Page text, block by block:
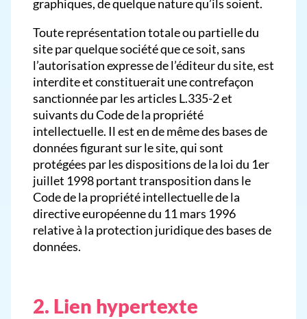
graphiques, de quelque nature qu’ils soient.
Toute représentation totale ou partielle du
site par quelque société que ce soit, sans
l’autorisation expresse de l’éditeur du site, est
interdite et constituerait une contrefaçon
sanctionnée par les articles L.335-2 et
suivants du Code de la propriété
intellectuelle. Il est en de même des bases de
données figurant sur le site, qui sont
protégées par les dispositions de la loi du 1er
juillet 1998 portant transposition dans le
Code de la propriété intellectuelle de la
directive européenne du 11 mars 1996
relative à la protection juridique des bases de
données.
2. Lien hypertexte